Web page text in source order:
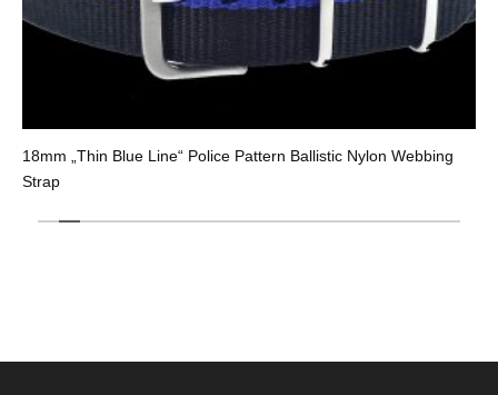
18mm „Thin Blue Line“ Police Pattern Ballistic Nylon Webbing
Strap